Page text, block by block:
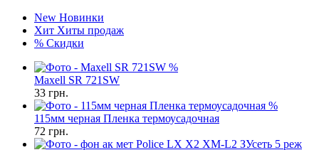
New Новинки
Хит Хиты продаж
% Скидки
%
Maxell SR 721SW
33 грн.
%
115мм черная Пленка термоусадочная
72 грн.